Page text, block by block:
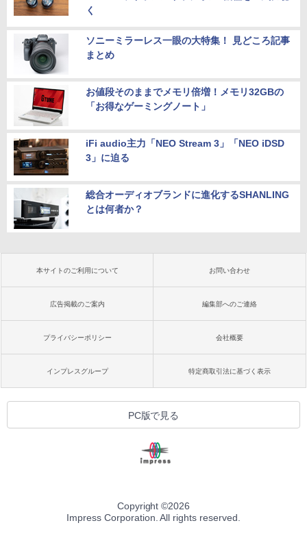
く
ソニーミラーレス一眼の大特集！ 見どころ記事
まとめ
お値段そのままでメモリ倍増！メモリ32GBの
「お得なゲーミングノート」
iFi audio主力「NEO Stream 3」「NEO iDSD
3」に迫る
総合オーディオブランドに進化するSHANLING
とは何者か？
本サイトのご利用について お問い合わせ
広告掲載のご案内 編集部へのご連絡
プライバシーポリシー 会社概要
インプレスグループ 特定商取引法に基づく表示
PC版で見る
Copyright ©2026
Impress Corporation. All rights reserved.